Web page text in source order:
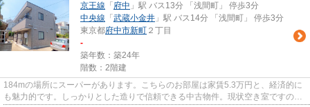
京王線 「 府中 」駅 バス13分 「浅間町」 停歩3分
中央線 「 武蔵小金井 」駅 バス14分 「浅間町」 停歩3分
東京都府中市新町 ２丁目
-
築年数：築24年
階数：2階建
184mの場所にスーパーがあります。こちらのお部屋は家賃5.3万円と、経済的に
も魅力的です。しっかりとした造りで信頼できる中古物件。現状空き室ですの